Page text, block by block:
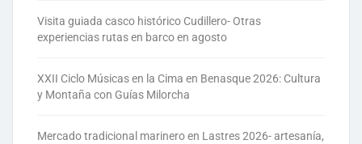
Visita guiada casco histórico Cudillero- Otras
experiencias rutas en barco en agosto
XXII Ciclo Músicas en la Cima en Benasque 2026: Cultura
y Montaña con Guías Milorcha
Mercado tradicional marinero en Lastres 2026- artesanía,